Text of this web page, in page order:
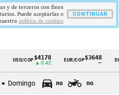
COP$4178
▲ 0.42
EUR/COP$3648
—
Domingo no no
y de terceros con fines
Puede aceptarlas o
politica de cookies
CONTINUAR